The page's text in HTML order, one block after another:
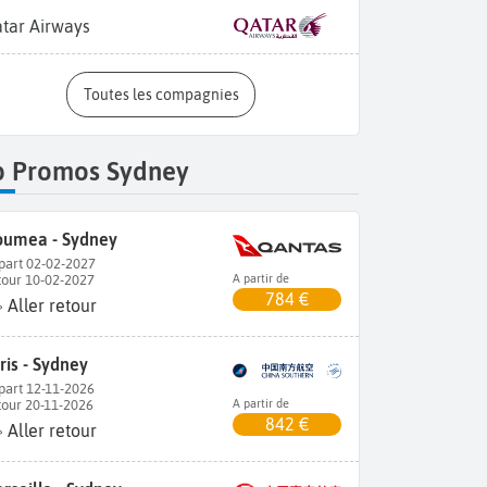
Airways
Toutes les compagnies
Promos Sydney
- Sydney
02-02-2027
10-02-2027
Aller retour
A partir de
784 €
- Sydney
12-11-2026
20-11-2026
Aller retour
A partir de
842 €